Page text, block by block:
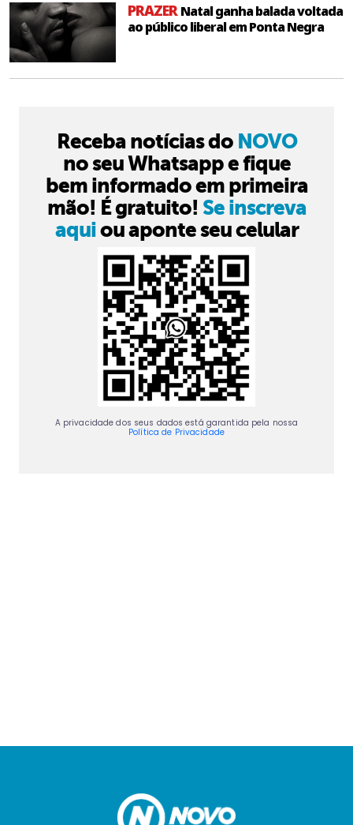
PRAZERNatal ganha balada voltada
ao público liberal em Ponta Negra
Receba notícias do NOVO
no seu Whatsapp e fique
bem informado em primeira
mão! É gratuito! Se inscreva
aquiou aponte seu celular
A privacidade dos seus dados está garantida pela nossa
Política de Privacidade